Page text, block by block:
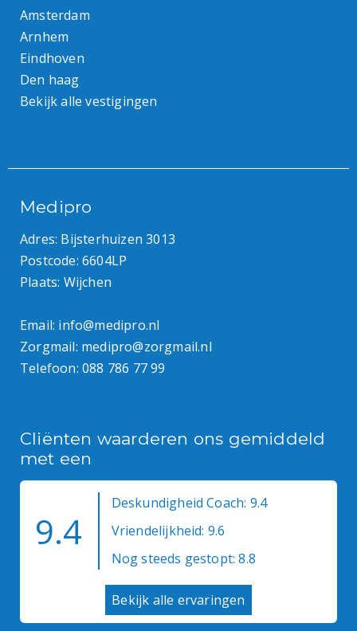
Amsterdam
Arnhem
Eindhoven
Den haag
Bekijk alle vestigingen
Medipro
Adres: Bijsterhuizen 3013
Postcode: 6604LP
Plaats: Wijchen
Email: info@medipro.nl
Zorgmail: medipro@zorgmail.nl
Telefoon: 088 786 77 99
Cliënten waarderen ons gemiddeld
met een
9.4
Deskundigheid Coach: 9.4
Vriendelijkheid: 9.6
Nog steeds gestopt: 8.8
Bekijk alle ervaringen